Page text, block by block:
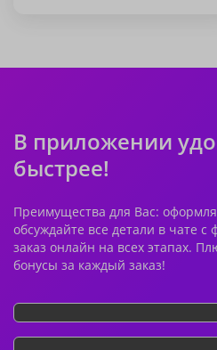
В приложении
быстрее!
Преимущества для Вас:
обсуждайте все детали в чате
заказ онлайн на всех этапах.
бонусы за каждый заказ!